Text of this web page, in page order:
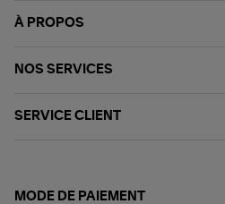
À PROPOS
NOS SERVICES
SERVICE CLIENT
MODE DE PAIEMENT